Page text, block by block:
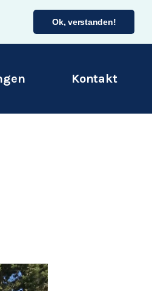
Ok, verstanden!
Kontakt